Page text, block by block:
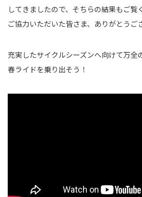
してきましたので、そちらの結果もご覧
ご協力いただいた皆さま、ありがとうご
充実したサイクルシーズンへ向けて万全
春ライドを乗り出そう！